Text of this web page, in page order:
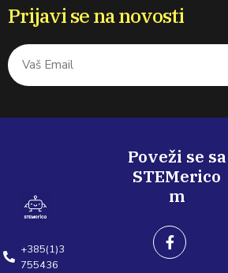
Prijavi se na novosti
+385(1)3
755436
Poveži se sa
STEMerico
m